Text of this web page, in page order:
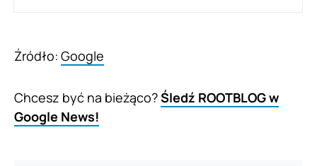
Źródło: Google
Chcesz być na bieżąco?Śledź ROOTBLOG w
Google News!